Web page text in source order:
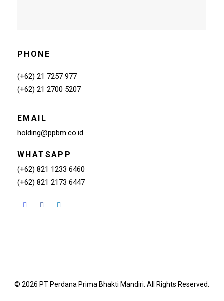
PHONE
(+62) 21 7257 977
(+62) 21 2700 5207
EMAIL
holding@ppbm.co.id
WHATSAPP
(+62) 821 1233 6460
(+62) 821 2173 6447
© 2026 PT Perdana Prima Bhakti Mandiri. All Rights Reserved.